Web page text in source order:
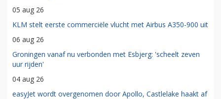
05 aug 26
KLM stelt eerste commerciële vlucht met Airbus A350-900 uit
06 aug 26
Groningen vanaf nu verbonden met Esbjerg: 'scheelt zeven
uur rijden'
04 aug 26
easyJet wordt overgenomen door Apollo, Castlelake haakt af